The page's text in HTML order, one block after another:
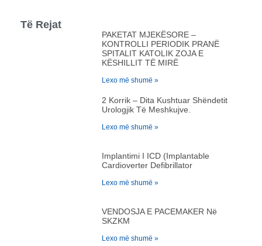
Të Rejat
PAKETAT MJEKËSORE –
KONTROLLI PERIODIK PRANË
SPITALIT KATOLIK ZOJA E
KËSHILLIT TË MIRË
Lexo më shumë »
2 Korrik – Dita Kushtuar Shëndetit
Urologjik Të Meshkujve.
Lexo më shumë »
Implantimi I ICD (Implantable
Cardioverter Defibrillator
Lexo më shumë »
VENDOSJA E PACEMAKER Në
SKZKM
Lexo më shumë »